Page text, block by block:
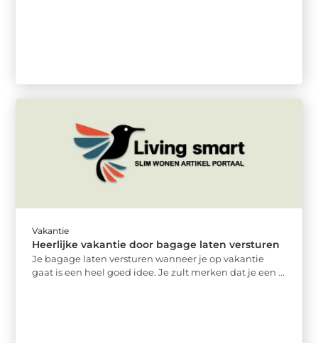
Vakantie
Heerlijke vakantie door bagage laten versturen
Je bagage laten versturen wanneer je op vakantie
gaat is een heel goed idee. Je zult merken dat je een ...